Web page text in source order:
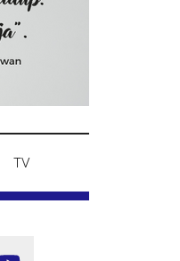
TV